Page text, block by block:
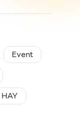
Event
HAY